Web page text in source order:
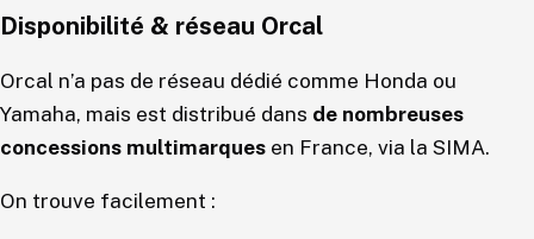
Disponibilité & réseau Orcal
Orcal n’a pas de réseau dédié comme Honda ou
Yamaha, mais est distribué dans de nombreuses
concessions multimarques en France, via la SIMA.
On trouve facilement :